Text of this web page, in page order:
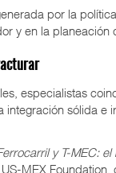
por la
y en la planeación
especialistas
integración sólida
y T-MEC:
MEX